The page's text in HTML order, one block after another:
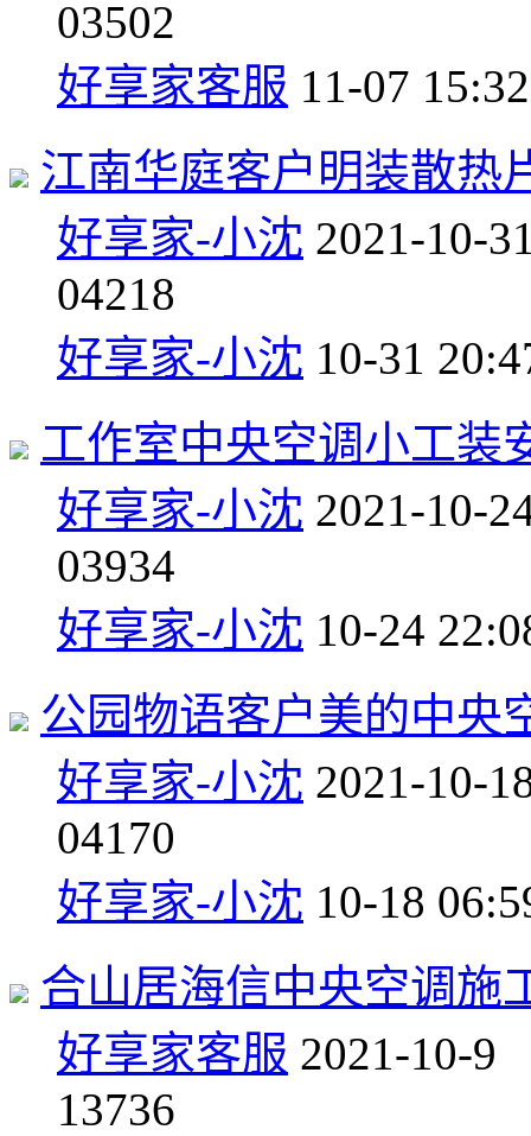
03502
好享家客服 11-07 15:32
江南华庭客户明装散热
好享家-小沈 2021-10-
04218
好享家-小沈 10-31
工作室中央空调小工装
好享家-小沈 2021-10-
03934
好享家-小沈 10-24
公园物语客户美的中央
好享家-小沈 2021-10-
04170
好享家-小沈 10-18
合山居海信中央空调施
好享家客服 2021-10-9
13736